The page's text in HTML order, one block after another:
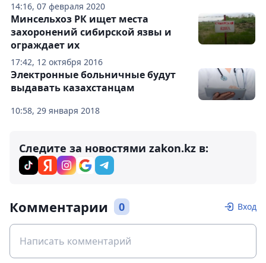
14:16, 07 февраля 2020
17:42, 12 октября 2016
Минсельхоз РК ищет места
захоронений сибирской язвы и
ограждает их
10:58, 29 января 2018
Электронные больничные будут
выдавать казахстанцам
Следите за новостями zakon.kz в:
Комментарии 0 Вход